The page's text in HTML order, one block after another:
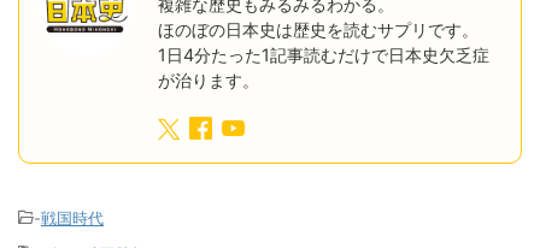
ほのぼの日本史は歴史を読むサプリです。
1日4分たった1記事読むだけで日本史欠乏症
が治ります。
-戦国時代